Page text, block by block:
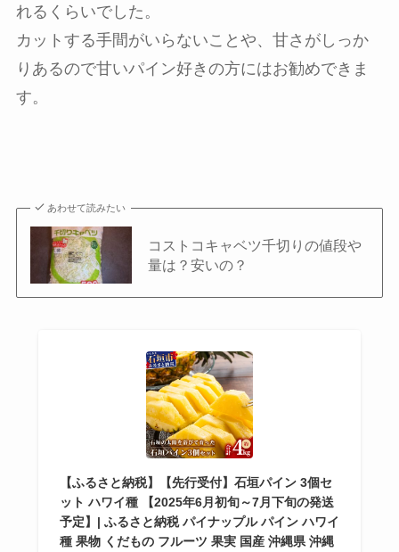
れるくらいでした。
カットする手間がいらないことや、甘さがしっか
りあるので甘いパイン好きの方にはお勧めできま
す。
あわせて読みたい
コストコキャベツ千切りの値段や
量は？安いの？
【ふるさと納税】【先行受付】石垣パイン 3個セ
ット ハワイ種 【2025年6月初旬～7月下旬の発送
予定】| ふるさと納税 パイナップル パイン ハワイ
種 果物 くだもの フルーツ 果実 国産 沖縄県 沖縄